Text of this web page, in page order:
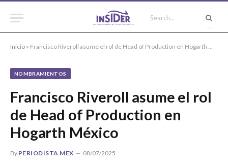
Inicio » Francisco Riveroll asume el rol de Head of Production en Hogarth México
NOMBRAMIENTOS
Francisco Riveroll asume el rol
de Head of Production en
Hogarth México
By PERIODISTA MEX 08/07/2025